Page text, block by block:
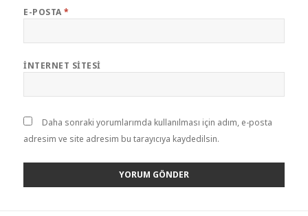
E-POSTA*
İNTERNET SITESI
Daha sonraki yorumlarımda kullanılması için adım, e-posta
adresim ve site adresim bu tarayıcıya kaydedilsin.